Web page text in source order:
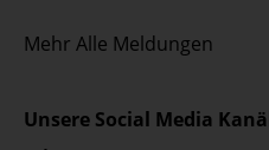
Mehr Alle Meldungen
Unsere Social Media